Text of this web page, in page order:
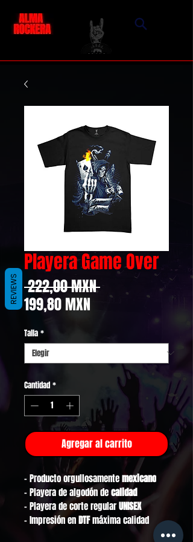
Playera Game Over
222,00 MXN Precio
199,80 MXN Precio
oferta
Talla *
Cantidad *
Agregar al carrito
- Producto orgullosamentemexicano
- Playera de algodón decalidad
- Playera de corte regularUNISEX
- Impresión enDTFmáxima calidad
REVIEWS